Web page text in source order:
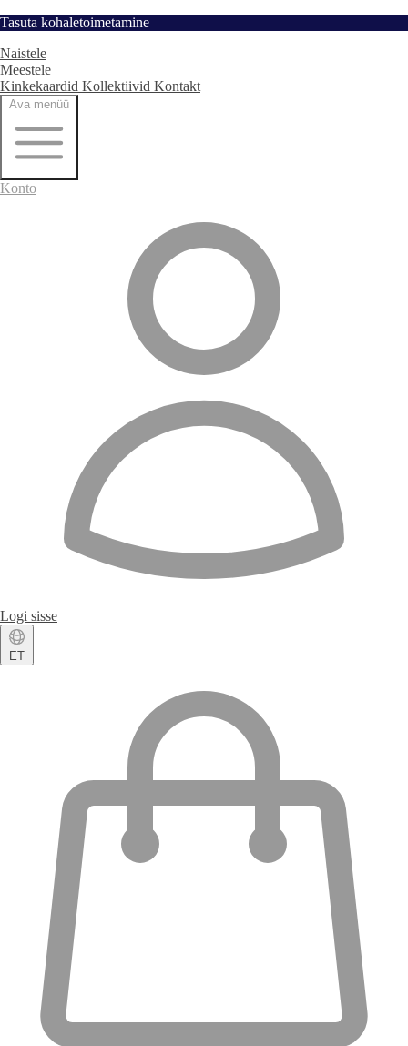
Hüppa
juurde
Tasuta kohaletoimetamine
Naistele
Meestele
Kinkekaardid Kollektiivid Kontakt
Ava menüü
Konto
Logi sisse
ET
Avaleht